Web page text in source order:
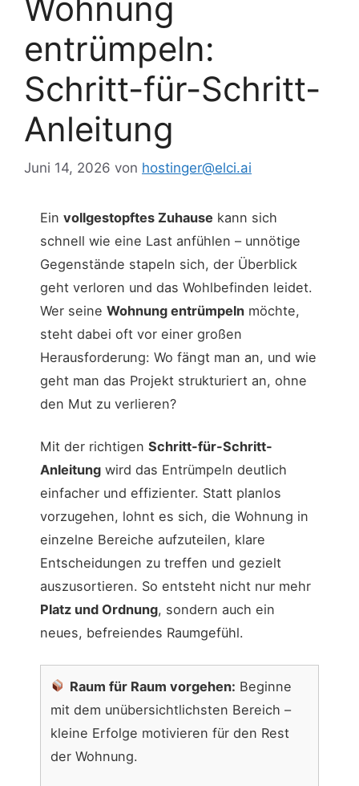
entrümpeln:
Schritt-für-Schritt-
Anleitung
Juni 14, 2026 von hostinger@elci.ai
Ein vollgestopftes Zuhause kann sich
schnell wie eine Last anfühlen – unnötige
Gegenstände stapeln sich, der Überblick
geht verloren und das Wohlbefinden leidet.
Wer seine Wohnung entrümpeln möchte,
steht dabei oft vor einer großen
Herausforderung: Wo fängt man an, und wie
geht man das Projekt strukturiert an, ohne
den Mut zu verlieren?
Mit der richtigen Schritt-für-Schritt-
Anleitung wird das Entrümpeln deutlich
einfacher und effizienter. Statt planlos
vorzugehen, lohnt es sich, die Wohnung in
einzelne Bereiche aufzuteilen, klare
Entscheidungen zu treffen und gezielt
auszusortieren. So entsteht nicht nur mehr
Platz und Ordnung, sondern auch ein
neues, befreiendes Raumgefühl.
Raum für Raum vorgehen: Beginne
mit dem unübersichtlichsten Bereich –
kleine Erfolge motivieren für den Rest
der Wohnung.